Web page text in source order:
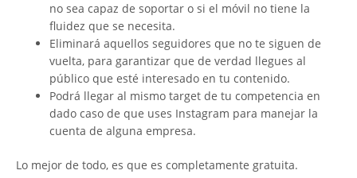
no sea capaz de soportar o si el móvil no tiene la
fluidez que se necesita.
Eliminará aquellos seguidores que no te siguen de
vuelta, para garantizar que de verdad llegues al
público que esté interesado en tu contenido.
Podrá llegar al mismo target de tu competencia en
dado caso de que uses Instagram para manejar la
cuenta de alguna empresa.
Lo mejor de todo, es que es completamente gratuita.